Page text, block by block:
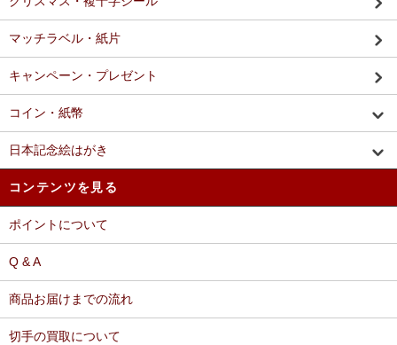
マッチラベル・紙片
キャンペーン・プレゼント
コイン・紙幣
日本記念絵はがき
コンテンツを見る
ポイントについて
Q & A
商品お届けまでの流れ
切手の買取について